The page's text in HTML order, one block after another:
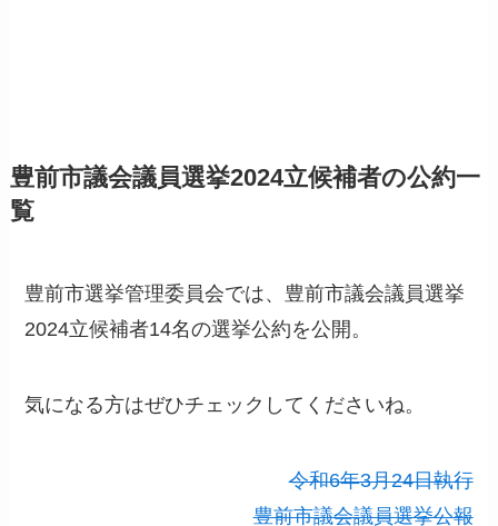
豊前市議会議員選挙2024立候補者の公約一
覧
豊前市選挙管理委員会では、豊前市議会議員選挙
2024立候補者14名の選挙公約を公開。
気になる方はぜひチェックしてくださいね。
令和6年3月24日執行
豊前市議会議員選挙公報